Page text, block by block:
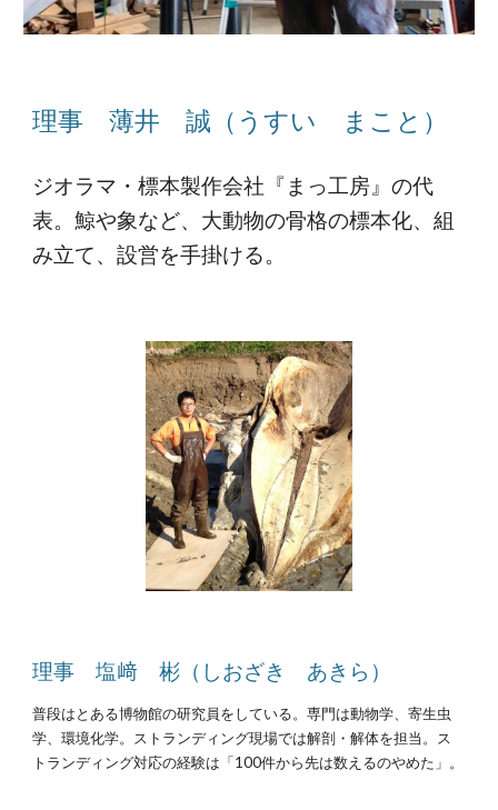
理事 薄井 誠（うすい まこと）
ジオラマ・標本製作会社『まっ工房』の代
表。鯨や象など、大動物の骨格の標本化、組
み立て、設営を手掛ける。
理事 塩﨑 彬（しおざき あきら）
普段はとある博物館の研究員をしている。専門は動物学、寄生虫
学、環境化学。 ストランディング現場では解剖・解体を担当。 ス
トランディング対応の経験は「100件から先は数えるのやめた」。